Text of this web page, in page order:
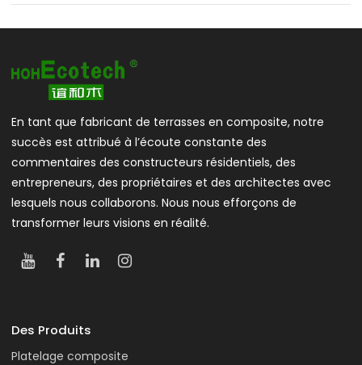
En tant que fabricant de terrasses en composite, notre
succès est attribué à l’écoute constante des
commentaires des constructeurs résidentiels, des
entrepreneurs, des propriétaires et des architectes avec
lesquels nous collaborons. Nous nous efforçons de
transformer leurs visions en réalité.
Des Produits
Platelage composite